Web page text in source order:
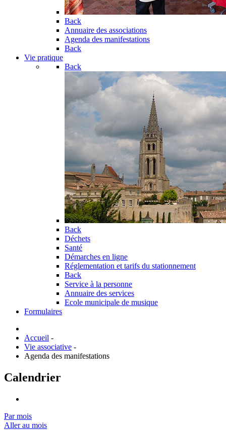
Back
Annuaire des associations
Agenda des manifestations
Back
Vie pratique
Back
Back
Déchets
Santé
Démarches en ligne
Réglementation et tarifs du stationnement
Back
Service à la personne
Annuaire des services
Ecole municipale de musique
Formulaires
Accueil -
Vie associative -
Agenda des manifestations
Calendrier
Par mois
Aller au mois